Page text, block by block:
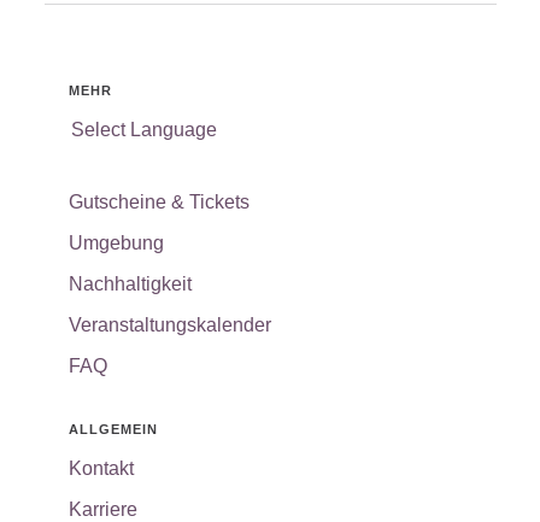
MEHR
Select Language
Gutscheine & Tickets
Umgebung
Nachhaltigkeit
Veranstaltungskalender
FAQ
ALLGEMEIN
Kontakt
Karriere